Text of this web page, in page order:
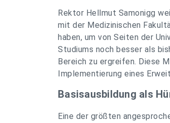
Rektor Hellmut Samonigg
mit der Medizinischen
haben, um von Seiten der
Studiums noch besser als
Bereich zu ergreifen. Diese
Implementierung eines
Basisausbildung als
Eine der größten